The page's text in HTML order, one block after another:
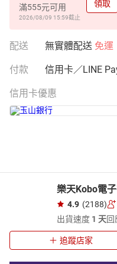
滿555元可用
2026/08/09 15:59截止
領取
配送 無實體配送 免運
付款 信用卡／LINE
信用卡優惠
樂天Kobo電
4.9 (2188)
出貨速度 1 天回
追蹤店家